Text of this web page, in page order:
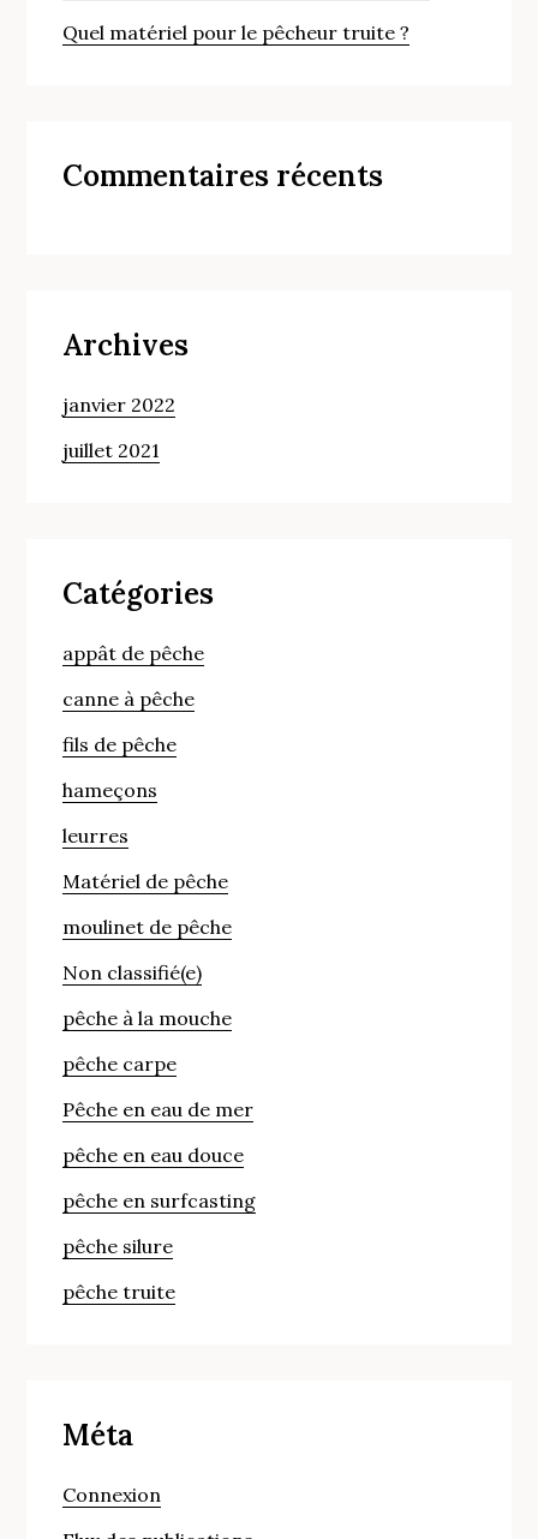
Quel matériel pour le pêcheur truite ?
Commentaires récents
Archives
janvier 2022
juillet 2021
Catégories
appât de pêche
canne à pêche
fils de pêche
hameçons
leurres
Matériel de pêche
moulinet de pêche
Non classifié(e)
pêche à la mouche
pêche carpe
Pêche en eau de mer
pêche en eau douce
pêche en surfcasting
pêche silure
pêche truite
Méta
Connexion